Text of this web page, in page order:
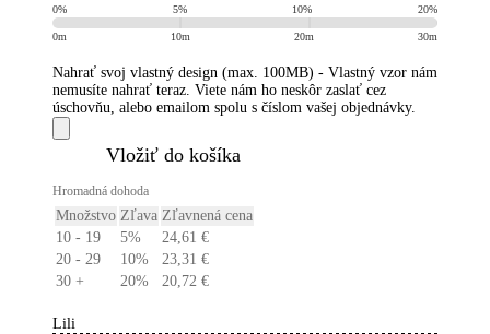
0% 5% 10% 20%
0m 10m 20m 30m
Nahrať svoj vlastný design (max. 100MB) - Vlastný vzor nám
nemusíte nahrať teraz. Viete nám ho neskôr zaslať cez
úschovňu, alebo emailom spolu s číslom vašej objednávky.
​Vložiť do košíka
Hromadná dohoda
Množstvo Zľava Zľavnená cena
10 - 19
5% 24,61 €
20 - 29
10% 23,31 €
30 +
20% 20,72 €
Lili